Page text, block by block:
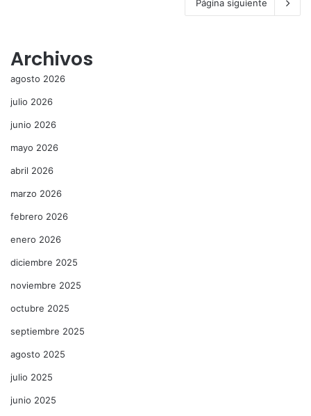
Página siguiente
Archivos
agosto 2026
julio 2026
junio 2026
mayo 2026
abril 2026
marzo 2026
febrero 2026
enero 2026
diciembre 2025
noviembre 2025
octubre 2025
septiembre 2025
agosto 2025
julio 2025
junio 2025